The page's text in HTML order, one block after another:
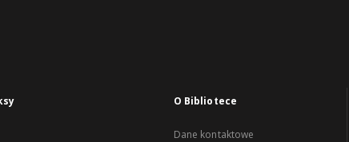
O Bibliotece
Dane kontaktowe